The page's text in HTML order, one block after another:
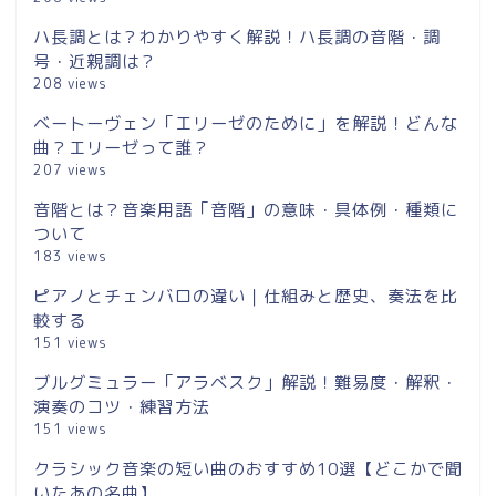
ハ長調とは？わかりやすく解説！ハ長調の音階・調
号・近親調は？
208 views
ベートーヴェン「エリーゼのために」を解説！どんな
曲？エリーゼって誰？
207 views
音階とは？音楽用語「音階」の意味・具体例・種類に
ついて
183 views
ピアノとチェンバロの違い｜仕組みと歴史、奏法を比
較する
151 views
ブルグミュラー「アラベスク」解説！難易度・解釈・
演奏のコツ・練習方法
151 views
クラシック音楽の短い曲のおすすめ10選【どこかで聞